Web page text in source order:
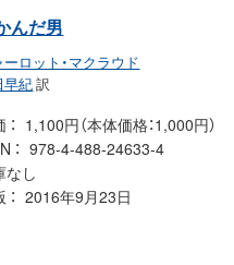
んだ男
ーロット・マクラウド
早紀訳
1,100円（本体価格：1,000円）
978-4-488-24633-4
なし
2016年9月23日